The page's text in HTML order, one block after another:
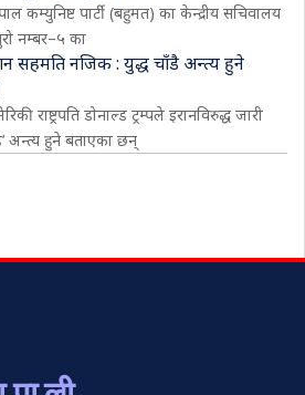
कम्युनिष्ट पार्टी (बहुमत) का केन्द्रीय सचिवालय
नम्बर–५ का
सहमति नजिक : युद्ध चाँडै अन्त्य हुने
राष्ट्रपति डोनाल्ड ट्रम्पले इरानविरुद्ध जारी
अन्त्य हुने बताएका छन्